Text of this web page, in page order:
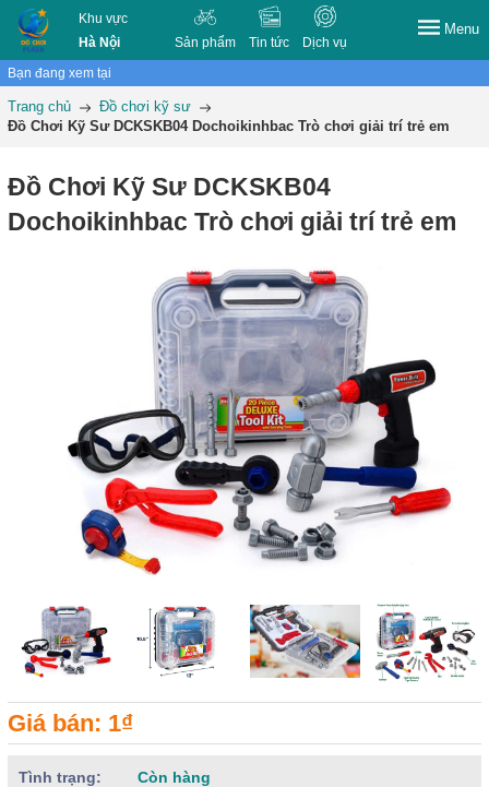
Khu vực
Hà Nội
Sản phẩm Tin tức Dịch vụ
Menu
Bạn đang xem tại
Trang chủ
Đồ chơi kỹ sư
Đồ Chơi Kỹ Sư DCKSKB04 Dochoikinhbac Trò chơi giải trí trẻ em
Đồ Chơi Kỹ Sư DCKSKB04
Dochoikinhbac Trò chơi giải trí trẻ em
Giá bán: 1₫
Tình trạng:
Còn hàng